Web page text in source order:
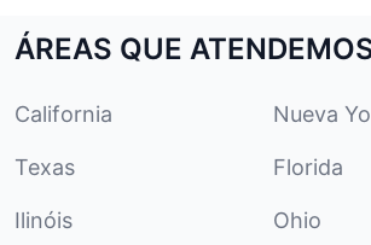
ÁREAS QUE
California Nueva
Texas Florida
Ilinóis Ohio